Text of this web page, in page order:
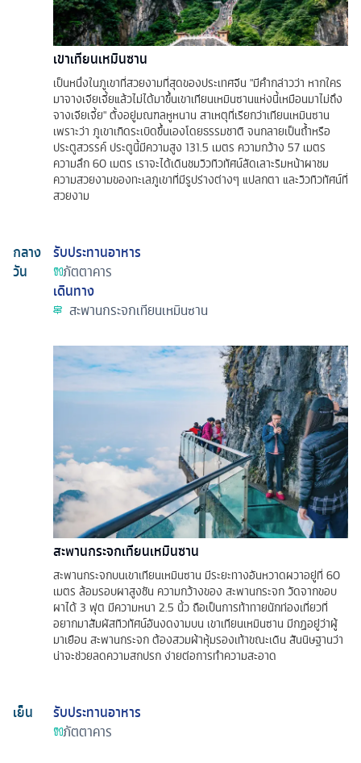
เขาเทียนเหมินซาน
เป็นหนึ่งในภูเขาที่สวยงามที่สุดของประเทศจีน "มีคำกล่าวว่า หากใคร
มาจางเจียเจี้ยแล้วไม่ได้มาขึ้นเขาเทียนเหมินซานแห่งนี้เหมือนมาไม่ถึง
จางเจียเจี้ย" ตั้งอยู่มณฑลหูหนาน สาเหตุที่เรียกว่าเทียนเหมินซาน
เพราะว่า ภูเขาเกิดระเบิดขึ้นเองโดยธรรมชาติ จนกลายเป็นถ้ำหรือ
ประตูสวรรค์ ประตูนี้มีความสูง 131.5 เมตร ความกว้าง 57 เมตร
ความลึก 60 เมตร เราจะได้เดินชมวิวทิวทัศน์ลัดเลาะริมหน้าผาชม
ความสวยงามของทะเลภูเขาที่มีรูปร่างต่างๆ แปลกตา และวิวทิวทัศน์ที่
สวยงาม
กลาง
วัน
รับประทานอาหาร
ภัตตาคาร
เดินทาง
สะพานกระจกเทียนเหมินซาน
สะพานกระจกเทียนเหมินซาน
สะพานกระจกบนเขาเทียนเหมินซาน มีระยะทางอันหวาดผวาอยู่ที่ 60
เมตร ล้อมรอบผาสูงชัน ความกว้างของ สะพานกระจก วัดจากขอบ
ผาได้ 3 ฟุต มีความหนา 2.5 นิ้ว ถือเป็นการท้าทายนักท่องเที่ยวที่
อยากมาสัมผัสทิวทัศน์อันงดงามบน เขาเทียนเหมินซาน มีกฏอยู่ว่าผู้
มาเยือน สะพานกระจก ต้องสวมผ้าหุ้มรองเท้าขณะเดิน สันนิษฐานว่า
น่าจะช่วยลดความสกปรก ง่ายต่อการทำความสะอาด
เย็น
รับประทานอาหาร
ภัตตาคาร